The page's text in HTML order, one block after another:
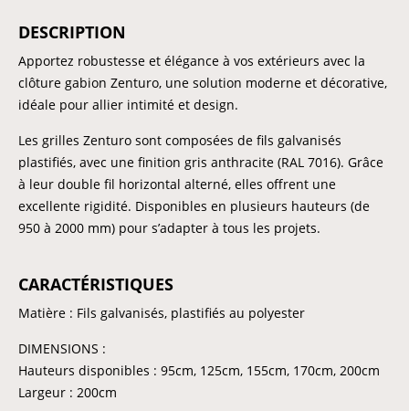
DESCRIPTION
Apportez robustesse et élégance à vos extérieurs avec la
clôture gabion Zenturo, une solution moderne et décorative,
idéale pour allier intimité et design.
Les grilles Zenturo sont composées de fils galvanisés
plastifiés, avec une finition gris anthracite (RAL 7016). Grâce
à leur double fil horizontal alterné, elles offrent une
excellente rigidité. Disponibles en plusieurs hauteurs (de
950 à 2000 mm) pour s’adapter à tous les projets.
CARACTÉRISTIQUES
Matière : Fils galvanisés, plastifiés au polyester
DIMENSIONS :
Hauteurs disponibles : 95cm, 125cm, 155cm, 170cm, 200cm
Largeur : 200cm